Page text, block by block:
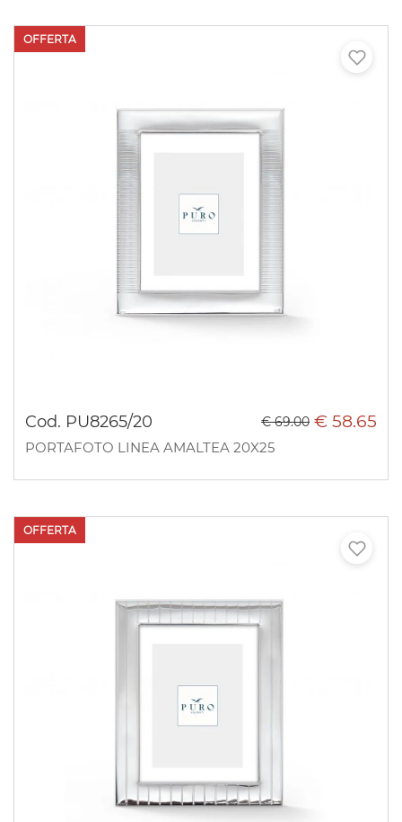
Cod. PU8265/20 € 58.65
€ 69.00
PORTAFOTO LINEA AMALTEA 20X25